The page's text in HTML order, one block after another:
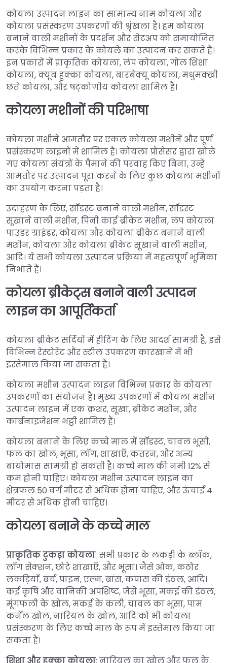
कोयला उत्पादन लाइन का सामान्य नाम कोयला और
कोयला प्रसंस्करण उपकरणों की श्रृंखला है। हम कोयला
बनाने वाली मशीनों के प्रदर्शन और सेटअप को समायोजित
करके विभिन्न प्रकार के कोयले का उत्पादन कर सकते हैं।
इन प्रकारों में प्राकृतिक कोयला, लंप कोयला, गोल शिशा
कोयला, क्यूब हुक्का कोयला, बारबेक्यू कोयला, मधुमक्खी
छत्ते कोयला, और षट्कोणीय कोयला शामिल हैं।
कोयला मशीनों की परिभाषा
कोयला मशीनें आमतौर पर एकल कोयला मशीनें और पूर्ण
प्रसंस्करण लाइनों में शामिल हैं। कोयला प्रोसेसर द्वारा खोले
गए कोयला संयंत्रों के पैमाने की परवाह किए बिना, उन्हें
आमतौर पर उत्पादन पूरा करने के लिए कुछ कोयला मशीनों
का उपयोग करना पड़ता है।
उदाहरण के लिए, सॉडस्ट बनाने वाली मशीन, सॉडस्ट
सूखाने वाली मशीन, पिनी काई ब्रीकेट मशीन, लंप कोयला
पाउडर ग्राइंडर, कोयला और कोयला ब्रीकेट बनाने वाली
मशीन, कोयला और कोयला ब्रीकेट सूखाने वाली मशीन,
आदि। ये सभी कोयला उत्पादन प्रक्रिया में महत्वपूर्ण भूमिका
निभाते हैं।
कोयला ब्रीकेट्स बनाने वाली उत्पादन
लाइन का आपूर्तिकर्ता
कोयला ब्रीकेट सर्दियों में हीटिंग के लिए आदर्श सामग्री है, इसे
विभिन्न रेस्टोरेंट और स्टील उपकरण कारखाने में भी
इस्तेमाल किया जा सकता है।
कोयला मशीन उत्पादन लाइन विभिन्न प्रकार के कोयला
उपकरणों का संयोजन है। मुख्य उपकरणों में कोयला मशीन
उत्पादन लाइन में एक क्रशर, सूखा, ब्रीकेट मशीन, और
कार्बनाइजेशन भट्ठी शामिल हैं।
कोयला बनाने के लिए कच्चे माल में सॉडस्ट, चावल भूसी,
फल का खोल, भूसा, लॉग, शाखाएँ, कतरन, और अन्य
बायोमास सामग्री हो सकती है। कच्चे माल की नमी 12% से
कम होनी चाहिए। कोयला मशीन उत्पादन लाइन का
क्षेत्रफल 50 वर्ग मीटर से अधिक होना चाहिए, और ऊंचाई 4
मीटर से अधिक होनी चाहिए।
कोयला बनाने के कच्चे माल
प्राकृतिक टुकड़ा कोयला: सभी प्रकार के लकड़ी के ब्लॉक,
लॉग सेक्शन, छोटे शाखाएँ, और भूसा। जैसे ओक, कठोर
लकड़ियाँ, बर्च, पाइन, एल्म, बांस, कपास की डंठल, आदि।
कई कृषि और वानिकी अपशिष्ट, जैसे भूसा, मकई की डंठल,
मूंगफली के खोल, मकई के कली, चावल का भूसा, पाम
कर्नेल खोल, नारियल के खोल, आदि को भी कोयला
प्रसंस्करण के लिए कच्चे माल के रूप में इस्तेमाल किया जा
सकता है।